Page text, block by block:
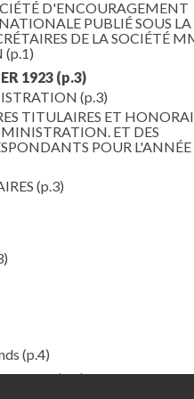
D'ENCOURAGEMENT
PUBLIÉ SOUS LA
DE LA SOCIÉTÉ
(p.1)
1923 (p.3)
(p.3)
TITULAIRES ET
ET DES
POUR
(p.3)
(p.4)
(p.4)